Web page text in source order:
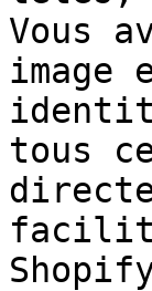
Vous
image
tous